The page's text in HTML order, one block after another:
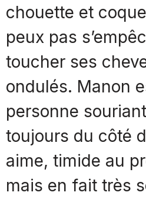
chouette et
peux pas
toucher ses
ondulés. Manon
personne
toujours du côté
aime, timide au
mais en fait très